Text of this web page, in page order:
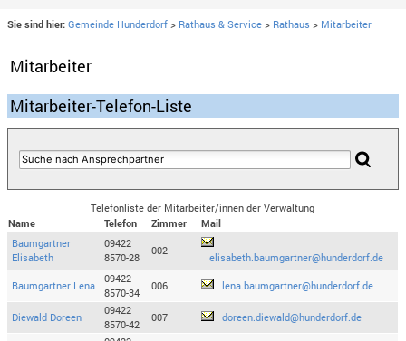
Sie sind hier: Gemeinde Hunderdorf > Rathaus & Service > Rathaus > Mitarbeiter
Mitarbeiter
Mitarbeiter-Telefon-Liste
Telefonliste der Mitarbeiter/innen der Verwaltung
Name
Telefon Zimmer
Mail
Baumgartner
Elisabeth
09422
8570-28
002
elisabeth.baumgartner@hunderdorf.de
Baumgartner Lena
09422
8570-34
006 lena.baumgartner@hunderdorf.de
Diewald Doreen
09422
8570-42
007 doreen.diewald@hunderdorf.de